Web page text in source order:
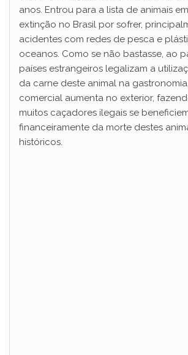
anos. Entrou para a lista de animais
extinção no Brasil por sofrer,
acidentes com redes de pesca e
oceanos. Como se não bastasse, ao
países estrangeiros legalizam a
da carne deste animal na
comercial aumenta no exterior,
muitos caçadores ilegais se
financeiramente da morte destes
históricos.